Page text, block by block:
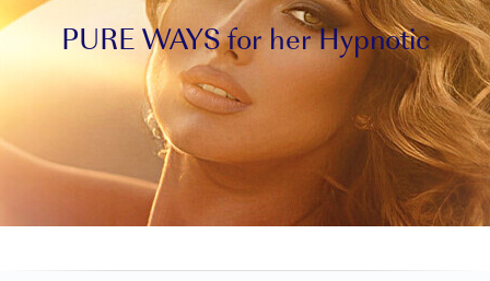
PURE WAYS for her Hypnotic